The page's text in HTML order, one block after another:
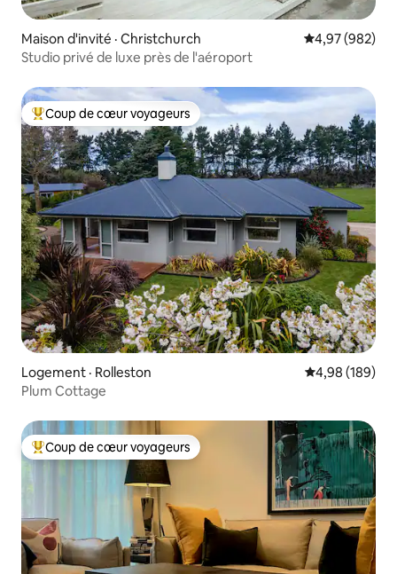
Maison d'invité · Christchurch Note
4,97 (982)
Studio privé de luxe près de l'aéroport
Coup de cœur voyageurs parmi les plus aimés
Coup de cœur voyageurs
Logement · Rolleston Note
4,98 (189)
Plum Cottage
Coup de cœur voyageurs parmi les plus aimés
Coup de cœur voyageurs